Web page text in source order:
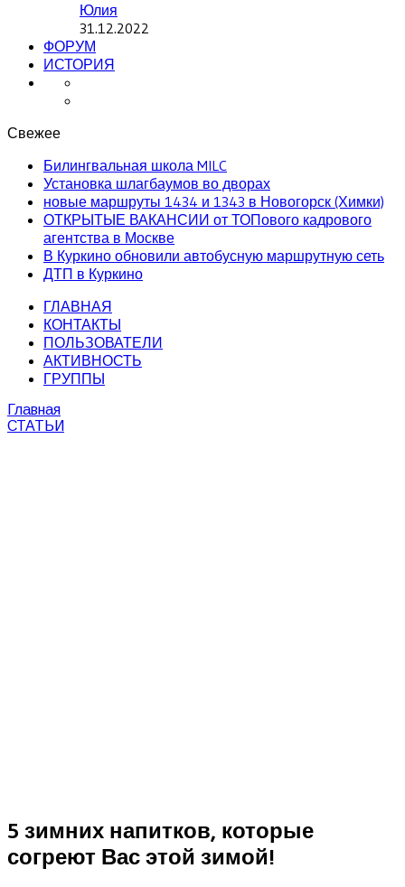
Юлия
31.12.2022
ФОРУМ
ИСТОРИЯ
Свежее
Билингвальная школа MILC
Установка шлагбаумов во дворах
новые маршруты 1434 и 1343 в Новогорск (Химки)
ОТКРЫТЫЕ ВАКАНСИИ от ТОПового кадрового
агентства в Москве
В Куркино обновили автобусную маршрутную сеть
ДТП в Куркино
ГЛАВНАЯ
КОНТАКТЫ
ПОЛЬЗОВАТЕЛИ
АКТИВНОСТЬ
ГРУППЫ
Главная
СТАТЬИ
5 зимних напитков, которые
согреют Вас этой зимой!